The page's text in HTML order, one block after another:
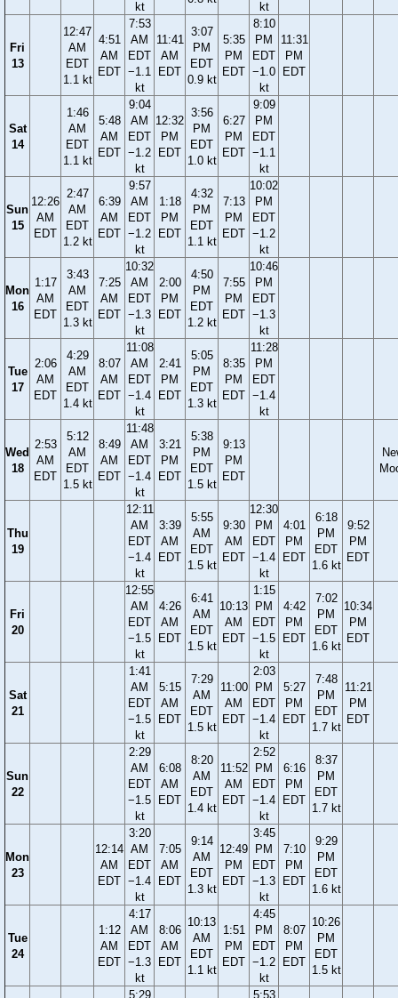
kt kt
Fri
13
12:47
AM
EDT
1.1 kt
4:51
AM
EDT
7:53
AM
EDT
−1.1
kt
11:41
AM
EDT
3:07
PM
EDT
0.9 kt
5:35
PM
EDT
8:10
PM
EDT
−1.0
kt
11:31
PM
EDT
Sat
14
1:46
AM
EDT
1.1 kt
5:48
AM
EDT
9:04
AM
EDT
−1.2
kt
12:32
PM
EDT
3:56
PM
EDT
1.0 kt
6:27
PM
EDT
9:09
PM
EDT
−1.1
kt
Sun
15
12:26
AM
EDT
2:47
AM
EDT
1.2 kt
6:39
AM
EDT
9:57
AM
EDT
−1.2
kt
1:18
PM
EDT
4:32
PM
EDT
1.1 kt
7:13
PM
EDT
10:02
PM
EDT
−1.2
kt
Mon
16
1:17
AM
EDT
3:43
AM
EDT
1.3 kt
7:25
AM
EDT
10:32
AM
EDT
−1.3
kt
2:00
PM
EDT
4:50
PM
EDT
1.2 kt
7:55
PM
EDT
10:46
PM
EDT
−1.3
kt
Tue
17
2:06
AM
EDT
4:29
AM
EDT
1.4 kt
8:07
AM
EDT
11:08
AM
EDT
−1.4
kt
2:41
PM
EDT
5:05
PM
EDT
1.3 kt
8:35
PM
EDT
11:28
PM
EDT
−1.4
kt
Wed
18
2:53
AM
EDT
5:12
AM
EDT
1.5 kt
8:49
AM
EDT
11:48
AM
EDT
−1.4
kt
3:21
PM
EDT
5:38
PM
EDT
1.5 kt
9:13
PM
EDT
Thu
19
12:11
AM
EDT
−1.4
kt
3:39
AM
EDT
5:55
AM
EDT
1.5 kt
9:30
AM
EDT
12:30
PM
EDT
−1.4
kt
4:01
PM
EDT
6:18
PM
EDT
1.6 kt
9:52
PM
EDT
Fri
20
12:55
AM
EDT
−1.5
kt
4:26
AM
EDT
6:41
AM
EDT
1.5 kt
10:13
AM
EDT
1:15
PM
EDT
−1.5
kt
4:42
PM
EDT
7:02
PM
EDT
1.6 kt
10:34
PM
EDT
Sat
21
1:41
AM
EDT
−1.5
kt
5:15
AM
EDT
7:29
AM
EDT
1.5 kt
11:00
AM
EDT
2:03
PM
EDT
−1.4
kt
5:27
PM
EDT
7:48
PM
EDT
1.7 kt
11:21
PM
EDT
Sun
22
2:29
AM
EDT
−1.5
kt
6:08
AM
EDT
8:20
AM
EDT
1.4 kt
11:52
AM
EDT
2:52
PM
EDT
−1.4
kt
6:16
PM
EDT
8:37
PM
EDT
1.7 kt
Mon
23
12:14
AM
EDT
3:20
AM
EDT
−1.4
kt
7:05
AM
EDT
9:14
AM
EDT
1.3 kt
12:49
PM
EDT
3:45
PM
EDT
−1.3
kt
7:10
PM
EDT
9:29
PM
EDT
1.6 kt
Tue
24
1:12
AM
EDT
4:17
AM
EDT
−1.3
kt
8:06
AM
EDT
10:13
AM
EDT
1.1 kt
1:51
PM
EDT
4:45
PM
EDT
−1.2
kt
8:07
PM
EDT
10:26
PM
EDT
1.5 kt
5:29
5:53